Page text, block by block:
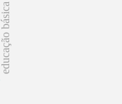
educação básica